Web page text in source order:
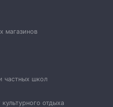
магазинов
частных школ
отдыха